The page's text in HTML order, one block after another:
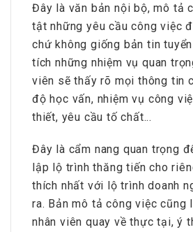
Đây là văn bản nội bộ, mô tả
tật những yêu cầu công việc
chứ không giống bản tin
tích những nhiệm vụ quan
viên sẽ thấy rõ mọi thông tin
độ học vấn, nhiệm vụ công
thiết, yêu cầu tố chất...
Đây là cẩm nang quan trọng
lập lộ trình thăng tiến cho
thích nhất với lộ trình doanh
ra. Bản mô tả công việc cũng
nhân viên quay về thực tại, ý